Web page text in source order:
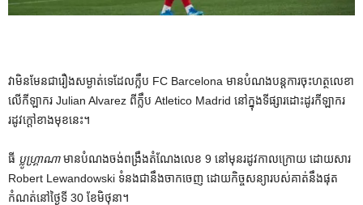
វាមិនមែនជារឿងសម្ងាត់ទេដែលក្លឹប FC Barcelona មានបំណងបន្តការចុះហត្ថលេខា
លើកីឡាករ Julian Alvarez ពីក្លឹប Atletico Madrid នៅក្នុងទីផ្សារដោះដូរកីឡាករ
រដូវក្តៅខាងមុខនេះ។
ធី ប្លូហ្គ្រាណាមានបំណងចង់ពង្រឹងតំណែងលេខ 9 នៅមុនរដូវកាលក្រោយ ដោយសារ
Robert Lewandowski ទំនងជានឹងចាកចេញ ដោយកិច្ចសន្យារបស់គាត់នឹងផុត
កំណត់នៅថ្ងៃទី 30 ខែមិថុនា។